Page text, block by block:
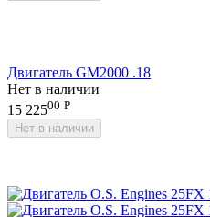
Двигатель GM2000 .18
Нет в наличии
15 22500 Р
Нет в наличии